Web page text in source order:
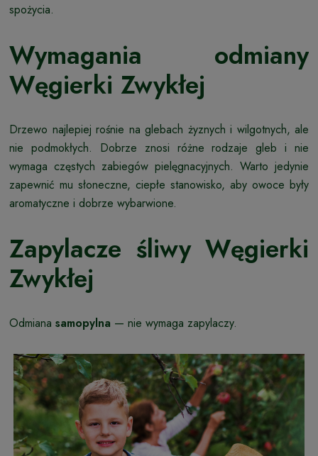
spożycia.
Wymagania odmiany
Węgierki Zwykłej
Drzewo najlepiej rośnie na glebach żyznych i wilgotnych, ale
nie podmokłych. Dobrze znosi różne rodzaje gleb i nie
wymaga częstych zabiegów pielęgnacyjnych. Warto jedynie
zapewnić mu słoneczne, ciepłe stanowisko, aby owoce były
aromatyczne i dobrze wybarwione.
Zapylacze śliwy Węgierki
Zwykłej
Odmiana samopylna — nie wymaga zapylaczy.